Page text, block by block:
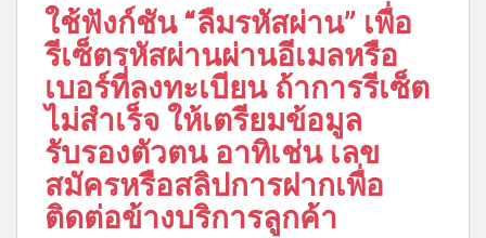
ใช้ฟังก์ชัน “ลืมรหัสผ่าน” เพื่อ
รีเซ็ตรหัสผ่านผ่านอีเมลหรือ
เบอร์ที่ลงทะเบียน ถ้าการรีเซ็ต
ไม่สำเร็จ ให้เตรียมข้อมูล
รับรองตัวตน อาทิเช่น เลข
สมัครหรือสลิปการฝากเพื่อ
ติดต่อข้างบริการลูกค้า